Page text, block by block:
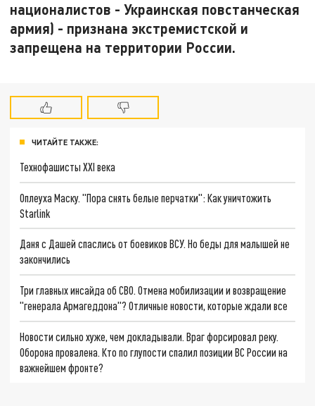
националистов - Украинская повстанческая
армия) - признана экстремистской и
запрещена на территории России.
ЧИТАЙТЕ ТАКЖЕ:
Технофашисты XXI века
Оплеуха Маску. "Пора снять белые перчатки": Как уничтожить
Starlink
Даня с Дашей спаслись от боевиков ВСУ. Но беды для малышей не
закончились
Три главных инсайда об СВО. Отмена мобилизации и возвращение
"генерала Армагеддона"? Отличные новости, которые ждали все
Новости сильно хуже, чем докладывали. Враг форсировал реку.
Оборона провалена. Кто по глупости спалил позиции ВС России на
важнейшем фронте?